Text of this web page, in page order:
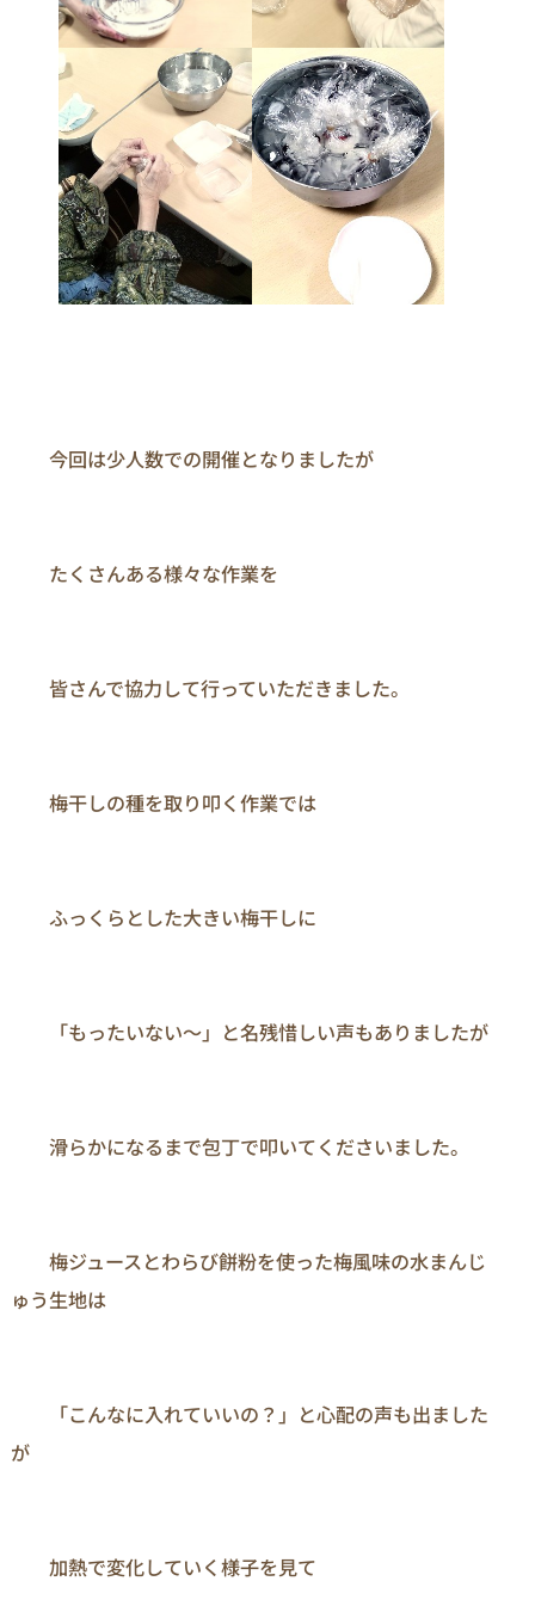
今回は少人数での開催となりましたが
たくさんある様々な作業を
皆さんで協力して行っていただきました。
梅干しの種を取り叩く作業では
ふっくらとした大きい梅干しに
「もったいない～」と名残惜しい声もありましたが
滑らかになるまで包丁で叩いてくださいました。
梅ジュースとわらび餅粉を使った梅風味の水まんじ
ゅう生地は
「こんなに入れていいの？」と心配の声も出ました
が
加熱で変化していく様子を見て